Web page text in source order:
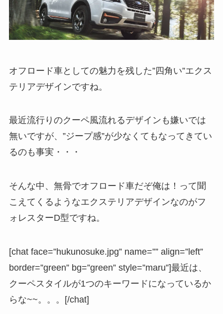
オフロード車としての魅力を残した”四角い”エクス
テリアデザインですね。
最近流行りのクーペ風流れるデザインも嫌いでは
無いですが、”ジープ感”が少なくてもなってきてい
るのも事実・・・
そんな中、無骨でオフロード車だぞ俺は！って聞
こえてくるようなエクステリアデザインなのがフ
ォレスターD型ですね。
[chat face=”hukunosuke.jpg” name=”” align=”left”
border=”green” bg=”green” style=”maru”]最近は、
クーペスタイルが1つのキーワードになっているか
らな~~。。。[/chat]